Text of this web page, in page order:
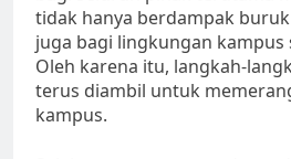
tidak hanya berdampak
juga bagi lingkungan kampus
Oleh karena itu, langkah-
terus diambil untuk
kampus.